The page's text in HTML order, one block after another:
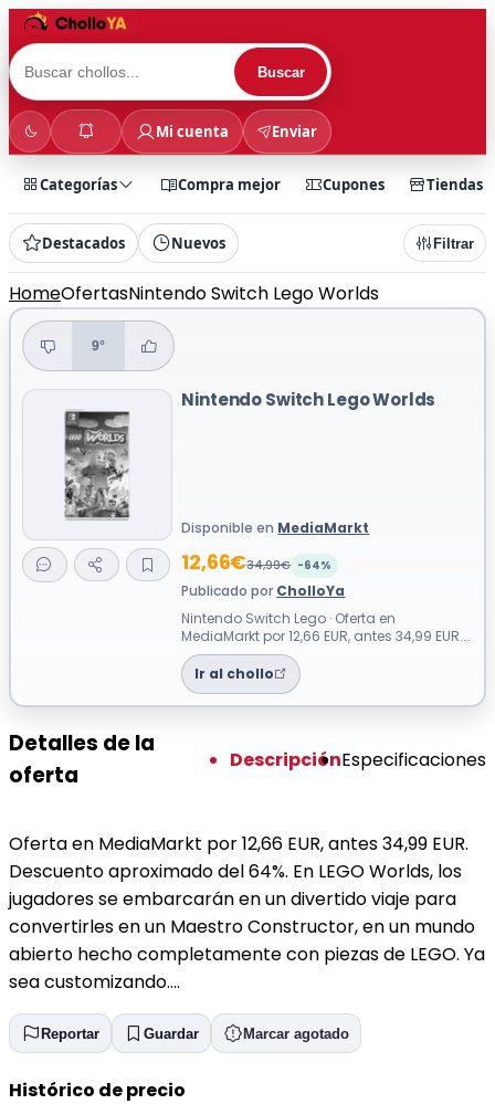
Buscar
Mi cuenta Enviar
Categorías Compra mejor Cupones Tiendas
Destacados Nuevos Filtrar
HomeOfertasNintendo Switch Lego Worlds
9°
Nintendo Switch Lego Worlds
Disponible en MediaMarkt
12,66€34,99€ -64%
Publicado por CholloYa
Nintendo Switch Lego · Oferta en
MediaMarkt por 12,66 EUR, antes 34,99 EUR.
Descuento aproximado del 64%. En LEGO
Wor...
Ir al chollo
Detalles de la
oferta
DescripciónEspecificaciones
Oferta en MediaMarkt por 12,66 EUR, antes 34,99 EUR.
Descuento aproximado del 64%. En LEGO Worlds, los
jugadores se embarcarán en un divertido viaje para
convertirles en un Maestro Constructor, en un mundo
abierto hecho completamente con piezas de LEGO. Ya
sea customizando….
Reportar Guardar Marcar agotado
Histórico de precio